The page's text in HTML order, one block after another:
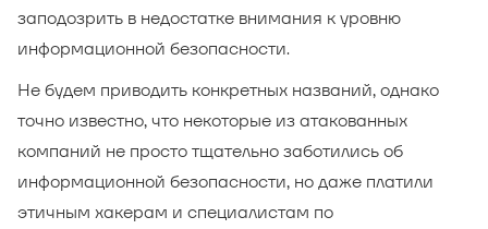
заподозрить в недостатке внимания к уровню
информационной безопасности.
Не будем приводить конкретных названий, однако
точно известно, что некоторые из атакованных
компаний не просто тщательно заботились об
информационной безопасности, но даже платили
этичным хакерам и специалистам по